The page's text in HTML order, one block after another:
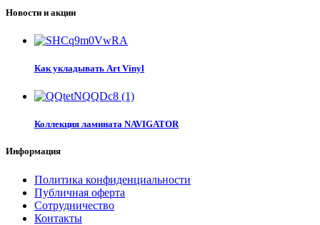
Новости и акции
Как укладывать Art Vinyl
Коллекция ламината NAVIGATOR
Информация
Политика конфиденциальности
Публичная оферта
Сотрудничество
Контакты